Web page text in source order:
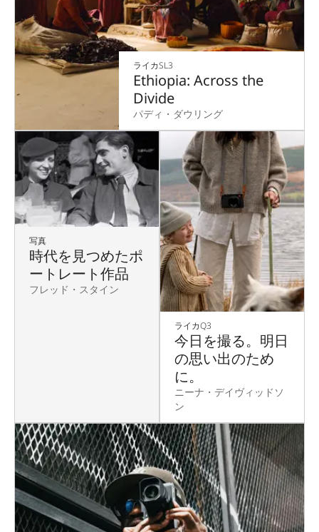
ライカSL3
Ethiopia: Across the
Divide
パディ・ダウリング
写真
時代を見つめたポ
ートレート作品
フレッド・スタイン
ライカQ3
今日を撮る。明日
の思い出のため
に。
ニーナ・デイヴィッドソ
ン